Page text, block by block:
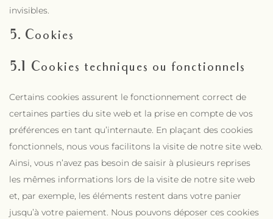
invisibles.
5. Cookies
5.1 Cookies techniques ou fonctionnels
Certains cookies assurent le fonctionnement correct de
certaines parties du site web et la prise en compte de vos
préférences en tant qu’internaute. En plaçant des cookies
fonctionnels, nous vous facilitons la visite de notre site web.
Ainsi, vous n’avez pas besoin de saisir à plusieurs reprises
les mêmes informations lors de la visite de notre site web
et, par exemple, les éléments restent dans votre panier
jusqu’à votre paiement. Nous pouvons déposer ces cookies